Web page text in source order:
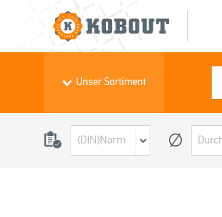
Unser Sortiment